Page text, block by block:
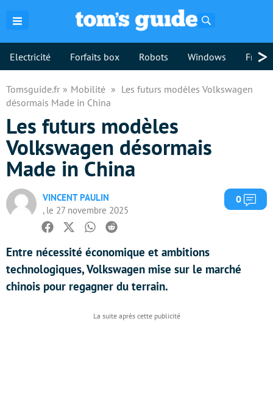
Electricité Forfaits box Robots Windows >
Tomsguide.fr Mobilité
Les futurs modèles Volkswagen
désormais Made in China
Les futurs modèles
Volkswagen désormais
Made in China
VINCENT PAULIN
, le 27 novembre 2025
0
Facebook
TwitterWhatsapp
Reddit
Entre nécessité économique et ambitions
technologiques, Volkswagen mise sur le marché
chinois pour regagner du terrain.